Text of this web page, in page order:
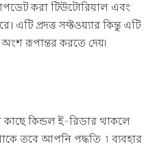
করা টিউটোরিয়াল এবং
এটি প্রদত্ত সফ্টওয়্যার কিন্তু এটি
রূপান্তর করতে দেয়৷
কিন্ডল ই-রিডার থাকলে
তবে আপনি পদ্ধতি 1 ব্যবহার